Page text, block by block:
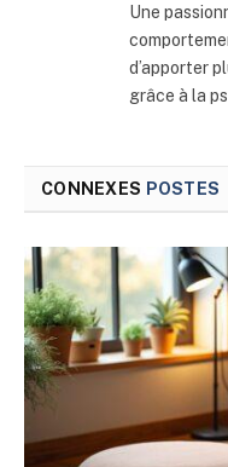
Une
d’apporter
grâce à la
CONNEXES POSTES